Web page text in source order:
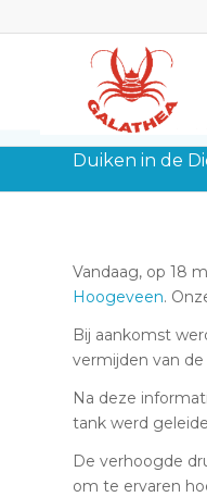
Duiken in de
Vandaag, op 18
Hoogeveen.
Bij aankomst
vermijden van
Na deze
tank werd
De verhoogde
om te ervaren